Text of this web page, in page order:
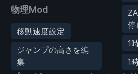
物理Mod
移動速度設定
ジャンプの高さを編
集
停
1
1